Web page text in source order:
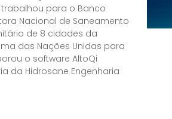
trabalhou para o Banco
Nacional de Saneamento
de 8 cidades da
das Nações Unidas para
o software AltoQi
da Hidrosane Engenharia